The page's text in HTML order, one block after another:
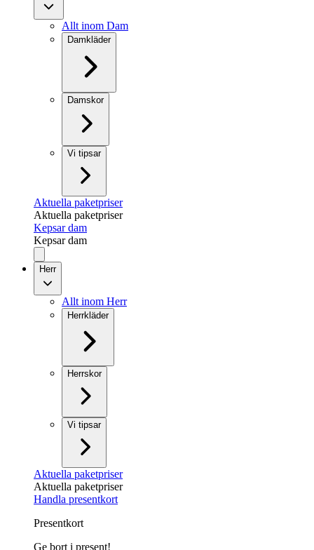
Allt inom Dam
Damkläder
Damskor
Vi tipsar
Aktuella paketpriser
Aktuella paketpriser
Kepsar dam
Kepsar dam
Herr
Allt inom Herr
Herrkläder
Herrskor
Vi tipsar
Aktuella paketpriser
Aktuella paketpriser
Handla presentkort
Presentkort
Ge bort i present!